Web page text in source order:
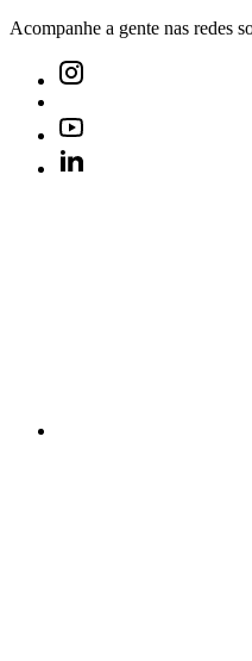
Acompanhe a gente nas redes